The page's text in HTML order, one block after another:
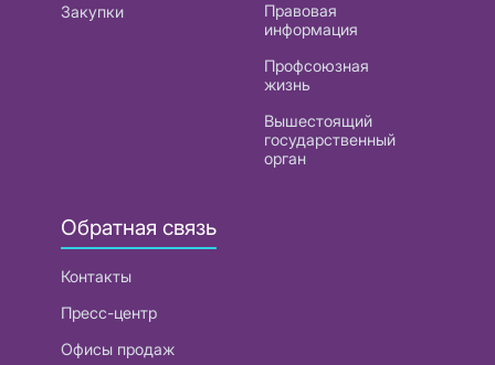
Закупки
Правовая
информация
Профсоюзная
жизнь
Вышестоящий
государственный
орган
Обратная связь
Контакты
Пресс-центр
Офисы продаж